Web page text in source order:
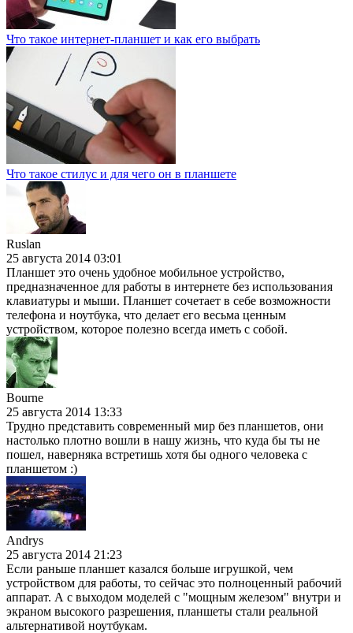
Что такое интернет-планшет и как его выбрать
Что такое стилус и для чего он в планшете
Ruslan
25 августа 2014 03:01
Планшет это очень удобное мобильное устройство,
предназначенное для работы в интернете без использования
клавиатуры и мыши. Планшет сочетает в себе возможности
телефона и ноутбука, что делает его весьма ценным
устройством, которое полезно всегда иметь с собой.
Bourne
25 августа 2014 13:33
Трудно представить современный мир без планшетов, они
настолько плотно вошли в нашу жизнь, что куда бы ты не
пошел, наверняка встретишь хотя бы одного человека с
планшетом :)
Andrys
25 августа 2014 21:23
Если раньше планшет казался больше игрушкой, чем
устройством для работы, то сейчас это полноценный рабочий
аппарат. А с выходом моделей с "мощным железом" внутри и
экраном высокого разрешения, планшеты стали реальной
альтернативой ноутбукам.